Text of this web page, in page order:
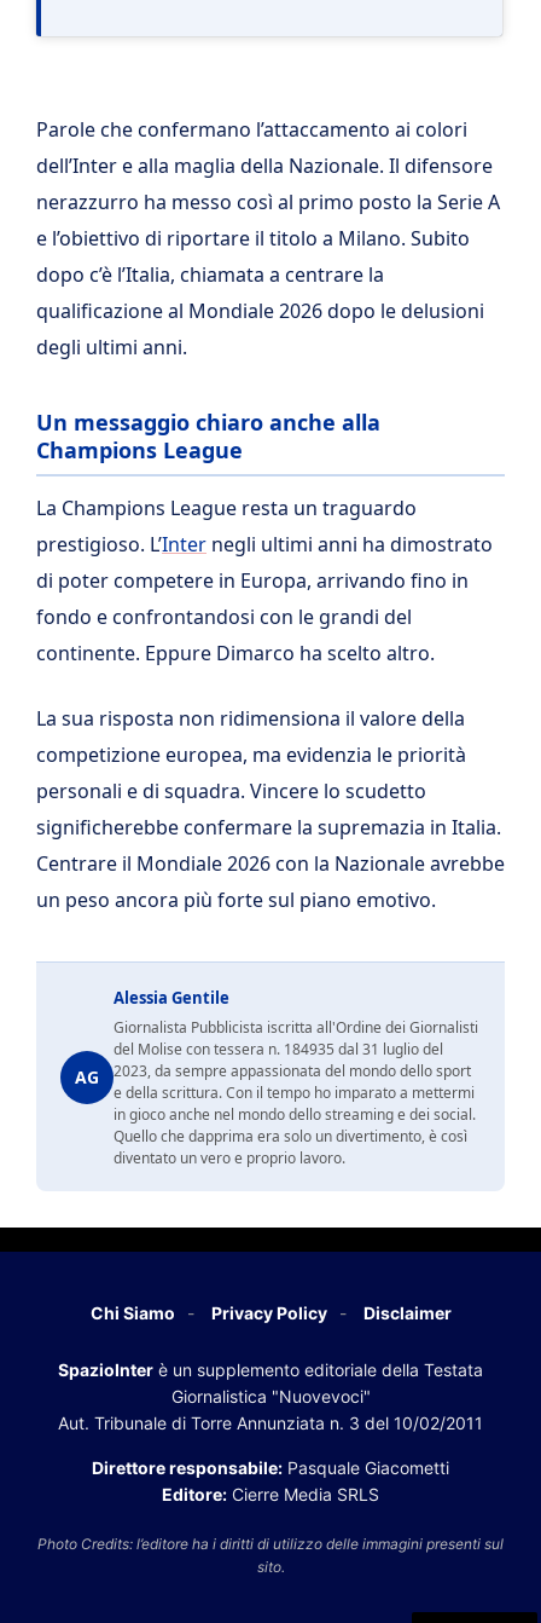
Parole che confermano l’attaccamento ai colori
dell’Inter e alla maglia della Nazionale. Il difensore
nerazzurro ha messo così al primo posto la Serie A
e l’obiettivo di riportare il titolo a Milano. Subito
dopo c’è l’Italia, chiamata a centrare la
qualificazione al Mondiale 2026 dopo le delusioni
degli ultimi anni.
Un messaggio chiaro anche alla
Champions League
La Champions League resta un traguardo
prestigioso. L’Inter negli ultimi anni ha dimostrato
di poter competere in Europa, arrivando fino in
fondo e confrontandosi con le grandi del
continente. Eppure Dimarco ha scelto altro.
La sua risposta non ridimensiona il valore della
competizione europea, ma evidenzia le priorità
personali e di squadra. Vincere lo scudetto
significherebbe confermare la supremazia in Italia.
Centrare il Mondiale 2026 con la Nazionale avrebbe
un peso ancora più forte sul piano emotivo.
AG
Alessia Gentile
Giornalista Pubblicista iscritta all'Ordine dei Giornalisti
del Molise con tessera n. 184935 dal 31 luglio del
2023, da sempre appassionata del mondo dello sport
e della scrittura. Con il tempo ho imparato a mettermi
in gioco anche nel mondo dello streaming e dei social.
Quello che dapprima era solo un divertimento, è così
diventato un vero e proprio lavoro.
Chi Siamo Privacy Policy Disclaimer
SpazioInter è un supplemento editoriale della Testata
Giornalistica "Nuovevoci"
Aut. Tribunale di Torre Annunziata n. 3 del 10/02/2011
Direttore responsabile: Pasquale Giacometti
Editore: Cierre Media SRLS
Photo Credits: l’editore ha i diritti di utilizzo delle immagini presenti sul
sito.